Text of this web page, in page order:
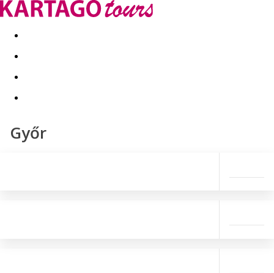
Last minute Dovolenkové kluby
Győr